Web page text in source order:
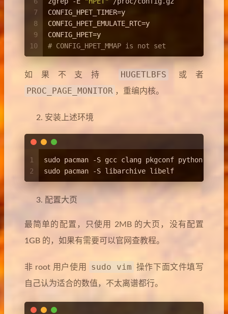
7
8
9
10
CONFIG_HPET_TIMER=y
CONFIG_HPET_EMULATE_RTC=y
CONFIG_HPET=y
# CONFIG_HPET_MMAP is not set
如果不支持 HUGETLBFS 或者
PROC_PAGE_MONITOR ，重编内核。
安装上述环境
1
2
sudo pacman -S gcc clang pkgconf python
sudo pacman -S libarchive libelf
配置大页
最简单的配置，只使用 2MB 的大页，没有配置
1GB 的，如果有需要可以官网查教程。
非 root 用户使用 sudo vim
操作下面文件填写
自己认为适合的数值，不太离谱都行。